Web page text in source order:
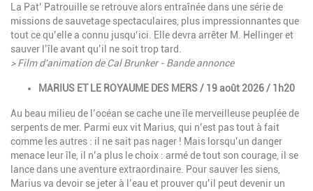
La Pat’ Patrouille se retrouve alors entraînée dans une série de
missions de sauvetage spectaculaires, plus impressionnantes que
tout ce qu’elle a connu jusqu’ici. Elle devra arrêter M. Hellinger et
sauver l’île avant qu’il ne soit trop tard.
> Film d'animation de Cal Brunker - Bande annonce
MARIUS ET LE ROYAUME DES MERS / 19 août 2026 / 1h20
Au beau milieu de l’océan se cache une île merveilleuse peuplée de
serpents de mer. Parmi eux vit Marius, qui n’est pas tout à fait
comme les autres : il ne sait pas nager ! Mais lorsqu’un danger
menace leur île, il n’a plus le choix : armé de tout son courage, il se
lance dans une aventure extraordinaire. Pour sauver les siens,
Marius va devoir se jeter à l’eau et prouver qu’il peut devenir un